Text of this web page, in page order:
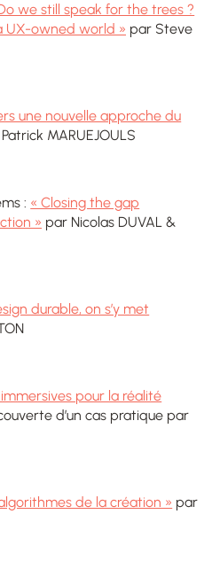
we still speak for the trees ?
UX-owned world » par Steve
une nouvelle approche du
MARUEJOULS
: « Closing the gap
» par Nicolas DUVAL &
durable, on s’y met
pour la réalité
d’un cas pratique par
de la création » par